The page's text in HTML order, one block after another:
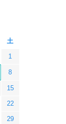
土
1
8
15
22
29